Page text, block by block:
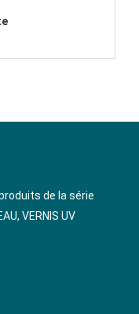
de la série
VERNIS UV